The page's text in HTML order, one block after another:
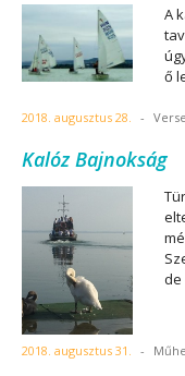
A
ő
2018. augusztus 28. -
Kalóz Bajnokság
de
2018. augusztus 31. -